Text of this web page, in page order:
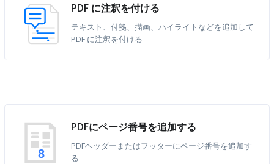
PDF に注釈を付ける
テキスト、付箋、描画、ハイライトなどを追加して
PDF に注釈を付ける
8
PDFにページ番号を追加する
PDFヘッダーまたはフッターにページ番号を追加す
る